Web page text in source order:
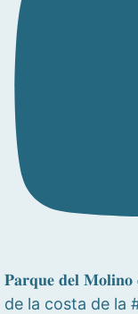
𝐏𝐚𝐫𝐪𝐮𝐞 𝐝𝐞𝐥
de la costa de la